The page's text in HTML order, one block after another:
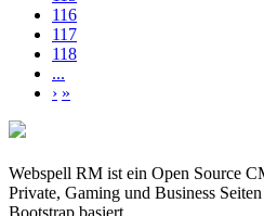
116
117
118
...
› »
Webspell RM ist ein Open Source
Private, Gaming und Business
Bootstrap basiert.